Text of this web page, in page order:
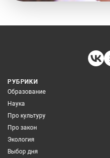
РУБРИКИ
Образование
Наука
Про культуру
Про закон
Экология
Выбор дня